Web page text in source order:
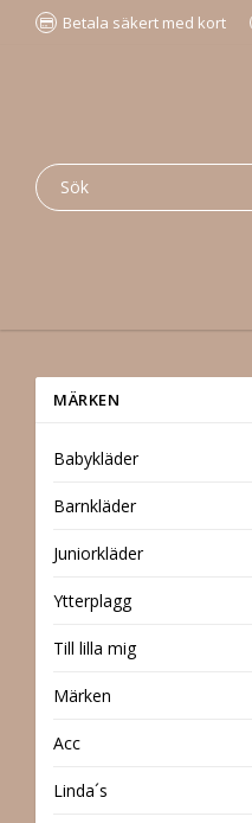
Betala säkert med kort
MÄRKEN
Babykläder
Barnkläder
Juniorkläder
Ytterplagg
Till lilla mig
Märken
Acc
Linda´s